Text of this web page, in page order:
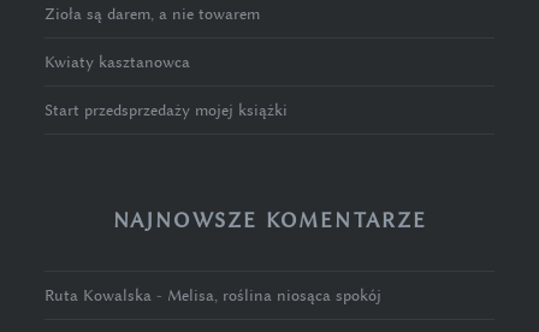
Zioła są darem, a nie towarem
Kwiaty kasztanowca
Start przedsprzedaży mojej książki
NAJNOWSZE KOMENTARZE
Ruta Kowalska - Melisa, roślina niosąca spokój